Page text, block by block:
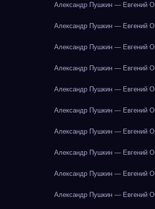
Александр Пушкин — Евгений
Александр Пушкин — Евгений
Александр Пушкин — Евгений
Александр Пушкин — Евгений
Александр Пушкин — Евгений
Александр Пушкин — Евгений
Александр Пушкин — Евгений
Александр Пушкин — Евгений
Александр Пушкин — Евгений
Александр Пушкин — Евгений